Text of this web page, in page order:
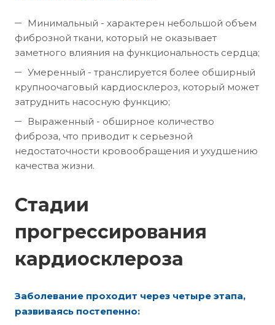
Минимальный - характерен небольшой объем
фиброзной ткани, который не оказывает
заметного влияния на функциональность сердца;
Умеренный - транслируется более обширный
крупноочаговый кардиосклероз, который может
затруднить насосную функцию;
Выраженный - обширное количество
фиброза, что приводит к серьезной
недостаточности кровообращения и ухудшению
качества жизни.
Стадии
прогрессирования
кардиосклероза
Заболевание проходит через четыре этапа,
развиваясь постепенно: